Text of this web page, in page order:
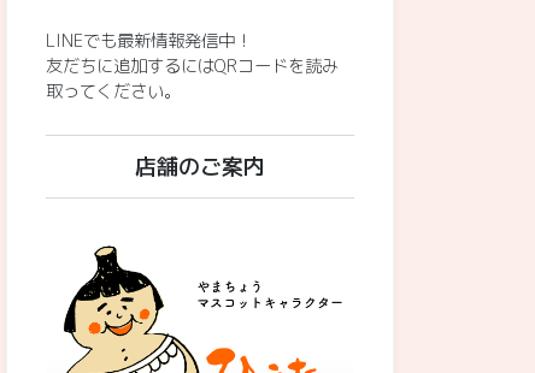
LINEでも最新情報発信中！
友だちに追加するにはQRコードを読み
取ってください。
店舗のご案内